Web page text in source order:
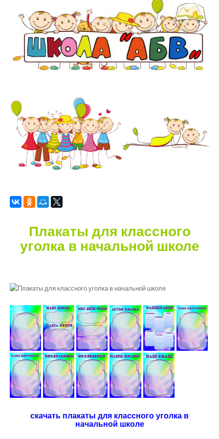
Плакаты для классного
уголка в начальной школе
скачать плакаты для классного уголка в
начальной школе